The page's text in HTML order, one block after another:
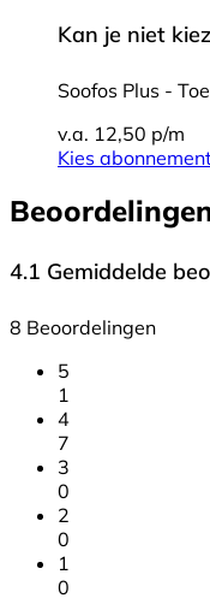
Kan je niet
Soofos Plus -
v.a. 12,50 p/m
Kies
4.1 Gemiddelde
8 Beoordelingen
5
1
4
7
3
0
2
0
1
0